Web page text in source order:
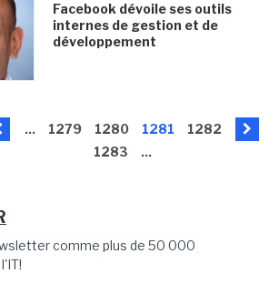
Facebook dévoile ses outils
internes de gestion et de
développement
... 1279 1280 1281
1282
1283
...
comme plus de 50 000